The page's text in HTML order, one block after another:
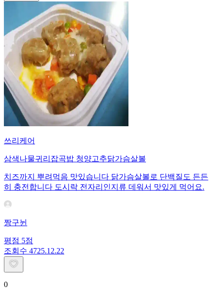
쓰리케어
삼색나물귀리잡곡밥 청양고추닭가슴살볼
치즈까지 뿌려먹음 맛있습니다 닭가슴살볼로 단백질도 든든
히 충전합니다 도시락 전자리인지류 데워서 맛있게 먹어요.
짱구뉜
평점 5점
조회수 4725.12.22
0